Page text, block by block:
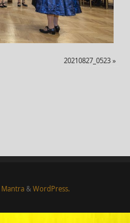
20210827_0523 »
Mantra& WordPress.